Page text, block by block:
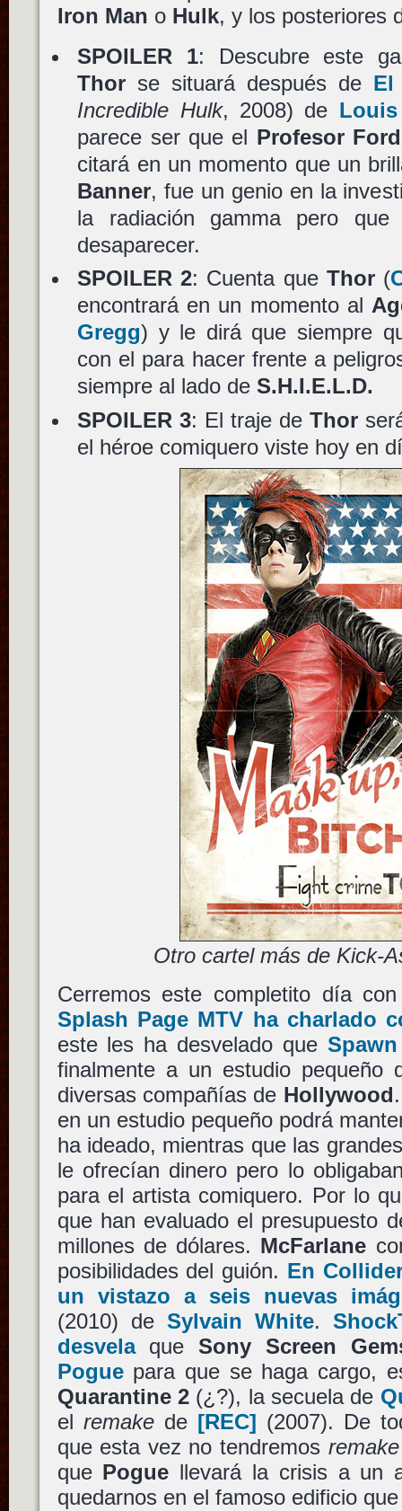
Iron Man o Hulk, y los posteriores
SPOILER 1: Descubre este
Thor se situará después de El
Incredible Hulk, 2008) de
parece ser que el Profesor Ford
citará en un momento que un
Banner, fue un genio en la
la radiación gamma pero
desaparecer.
SPOILER 2: Cuenta que Thor(
encontrará en un momento al
Gregg) y le dirá que siempre
con el para hacer frente a
siempre al lado deS.H.I.E.L.D.
SPOILER 3: El traje deThor
el héroe comiquero viste hoy en
Otro cartel más de Kick-
Cerremos este completito día
Splash Page MTV ha charlado
este les ha desvelado que
finalmente a un estudio pequeño
diversas compañías de Hollywood
en un estudio pequeño podrá
ha ideado, mientras que las
le ofrecían dinero pero lo
para el artista comiquero. Por lo
que han evaluado el presupuesto
millones de dólares. McFarlane
posibilidades del guión. En
un vistazo a seis nuevas
(2010) de Sylvain White.
desvelaqueSony Screen
Poguepara que se haga cargo,
Quarantine 2(¿?), la secuela de
el remakede [REC] (2007). De
que esta vez no tendremos remake
que Pogue llevará la crisis a un
quedarnos en el famoso edificio